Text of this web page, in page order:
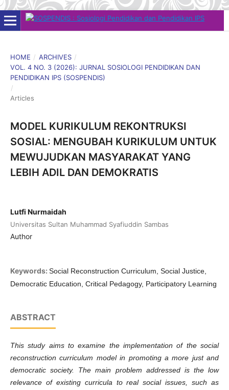
HOME / ARCHIVES /
VOL. 4 NO. 3 (2026): JURNAL SOSIOLOGI PENDIDIKAN DAN
PENDIDIKAN IPS (SOSPENDIS)
/
Articles
MODEL KURIKULUM REKONTRUKSI
SOSIAL: MENGUBAH KURIKULUM UNTUK
MEWUJUDKAN MASYARAKAT YANG
LEBIH ADIL DAN DEMOKRATIS
Lutfi Nurmaidah
Universitas Sultan Muhammad Syafiuddin Sambas
Author
Keywords: Social Reconstruction Curriculum, Social Justice,
Democratic Education, Critical Pedagogy, Participatory Learning
ABSTRACT
This study aims to examine the implementation of the social
reconstruction curriculum model in promoting a more just and
democratic society. The main problem addressed is the low
relevance of existing curricula to real social issues, such as